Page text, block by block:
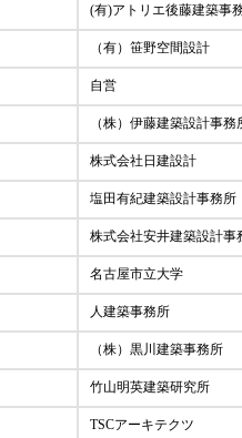
(有)アトリエ後藤建築事
（有）笹野空間設計
自営
（株）伊藤建築設計事
株式会社日建設計
塩田有紀建築設計事務所
株式会社安井建築設計事
名古屋市立大学
人建築事務所
（株）黒川建築事務所
竹山明英建築研究所
TSCアーキテクツ